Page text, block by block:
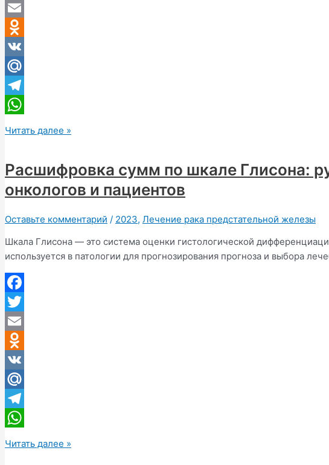
Twitter
Email
Odnoklassniki
VK
Mail.Ru
Telegram
Биопсия
зачем
нужна,
проходит
Читать далее »
Расшифровка сумм по шкале Глисона:
онкологов и пациентов
Оставьте комментарий / 2023, Лечение рака предстательной железы
Шкала Глисона — это система оценки гистологической
используется в патологии для прогнозирования прогноза и выбора
Facebook
Twitter
Email
Odnoklassniki
VK
Mail.Ru
Telegram
Расшифровка
Читать далее »